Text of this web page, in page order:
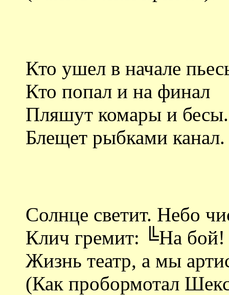
Кто ушел в начале
Кто попал и на финал
Пляшут комары и бесы.
Блещет рыбками канал.
Солнце светит. Небо
Клич гремит: ╚На
Жизнь театр, а мы
(Как пробормотал